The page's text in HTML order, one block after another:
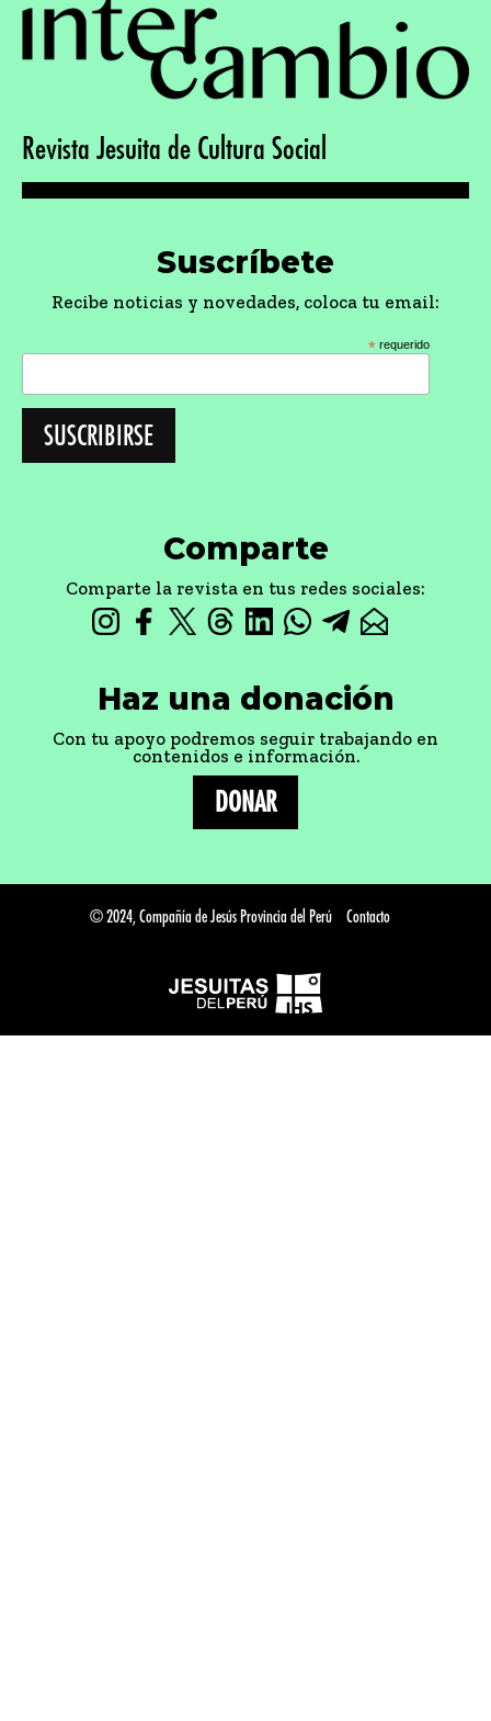
Revista Jesuita de Cultura Social
Suscríbete
Recibe noticias y novedades, coloca tu email:
* requerido
Comparte
Comparte la revista en tus redes sociales:
Haz una donación
Con tu apoyo podremos seguir trabajando en
contenidos e información.
DONAR
© 2024, Compañía de Jesús Provincia del Perú Contacto